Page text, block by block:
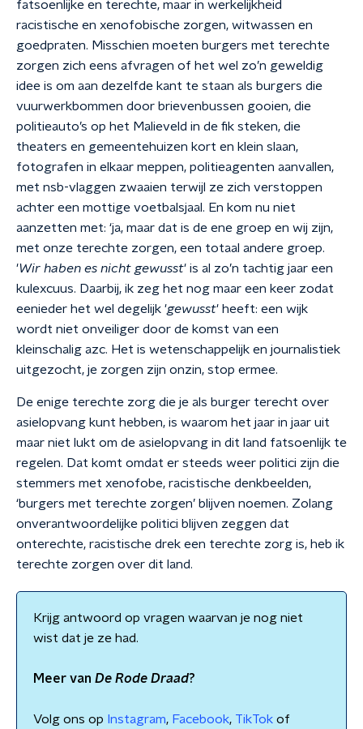
fatsoenlijke en terechte, maar in werkelijkheid
racistische en xenofobische zorgen, witwassen en
goedpraten. Misschien moeten burgers met terechte
zorgen zich eens afvragen of het wel zo’n geweldig
idee is om aan dezelfde kant te staan als burgers die
vuurwerkbommen door brievenbussen gooien, die
politieauto’s op het Malieveld in de fik steken, die
theaters en gemeentehuizen kort en klein slaan,
fotografen in elkaar meppen, politieagenten aanvallen,
met nsb-vlaggen zwaaien terwijl ze zich verstoppen
achter een mottige voetbalsjaal. En kom nu niet
aanzetten met: ‘ja, maar dat is de ene groep en wij zijn,
met onze terechte zorgen, een totaal andere groep.
'Wir haben es nicht gewusst' is al zo’n tachtig jaar een
kulexcuus. Daarbij, ik zeg het nog maar een keer zodat
eenieder het wel degelijk 'gewusst' heeft: een wijk
wordt niet onveiliger door de komst van een
kleinschalig azc. Het is wetenschappelijk en journalistiek
uitgezocht, je zorgen zijn onzin, stop ermee.
De enige terechte zorg die je als burger terecht over
asielopvang kunt hebben, is waarom het jaar in jaar uit
maar niet lukt om de asielopvang in dit land fatsoenlijk te
regelen. Dat komt omdat er steeds weer politici zijn die
stemmers met xenofobe, racistische denkbeelden,
‘burgers met terechte zorgen’ blijven noemen. Zolang
onverantwoordelijke politici blijven zeggen dat
onterechte, racistische drek een terechte zorg is, heb ik
terechte zorgen over dit land.
Krijg antwoord op vragen waarvan je nog niet
wist dat je ze had.
Meer van De Rode Draad?
Volg ons op Instagram, Facebook, TikTok of